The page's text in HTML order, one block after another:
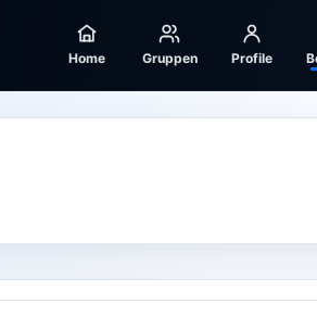
Home Gruppen Profile